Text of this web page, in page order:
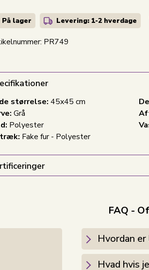
På lager Levering: 1-2 hverdage
PR749
størrelse: 45x45 cm
Grå
Polyester
Fake fur - Polyester
FAQ -
Hvordan
Hvad hvis